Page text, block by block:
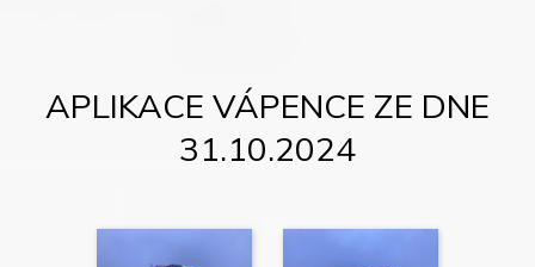
APLIKACE VÁPENCE ZE DNE
31.10.2024